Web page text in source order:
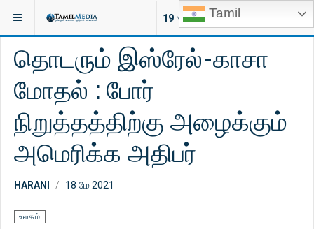
Tamil
19 NEW ARTICLES
இருக்குமிடம்: செய்திகள்
தொடரும் இஸ்ரேல்-காசா
மோதல் : போர்
நிறுத்தத்திற்கு அழைக்கும்
அமெரிக்க அதிபர்
HARANI 18 மே 2021
உலகம்